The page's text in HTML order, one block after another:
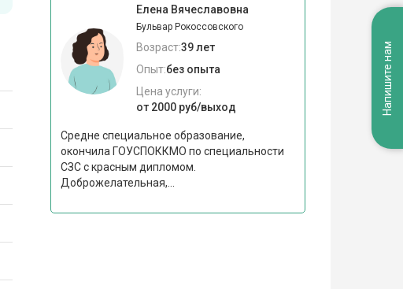
Елена Вячеславовна
Бульвар Рокоссовского
Возраст:39 лет
Опыт:без опыта
Цена услуги:
от 2000 руб/выход
Средне специальное образование,
окончила ГОУСПОККМО по специальности
СЗС с красным дипломом.
Доброжелательная,...
Напишите нам